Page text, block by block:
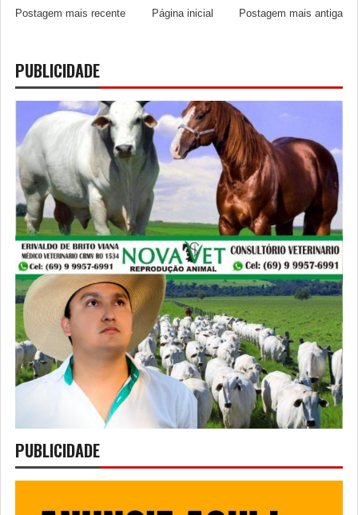
Postagem mais recente Postagem mais antiga
Página inicial
PUBLICIDADE
PUBLICIDADE